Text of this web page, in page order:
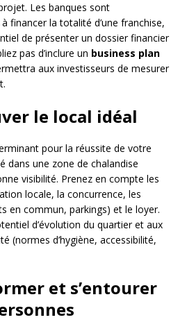
Les banques sont
financer la totalité d’une franchise,
de présenter un dossier financier
pas d’inclure un business plan
aux investisseurs de mesurer
le local idéal
pour la réussite de votre
dans une zone de chalandise
visibilité. Prenez en compte les
locale, la concurrence, les
en commun, parkings) et le loyer.
d’évolution du quartier et aux
(normes d’hygiène, accessibilité,
et s’entourer